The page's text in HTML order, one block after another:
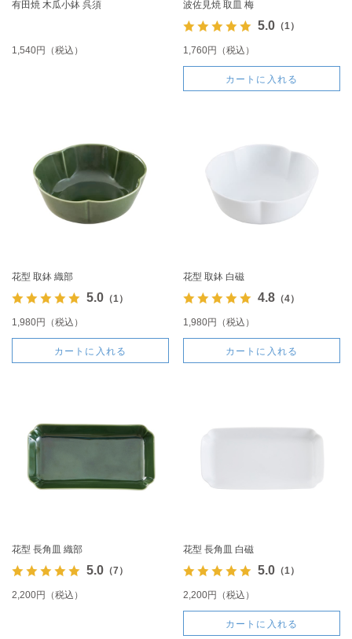
有田焼 木瓜小鉢 呉須
1,540円（税込）
波佐見焼 取皿 梅
5.0（1）
1,760円（税込）
カートに入れる
花型 取鉢 織部
5.0（1）
1,980円（税込）
カートに入れる
花型 取鉢 白磁
4.8（4）
1,980円（税込）
カートに入れる
花型 長角皿 織部
5.0（7）
2,200円（税込）
花型 長角皿 白磁
5.0（1）
2,200円（税込）
カートに入れる